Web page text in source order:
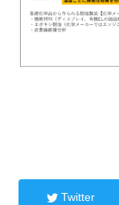
Twitter